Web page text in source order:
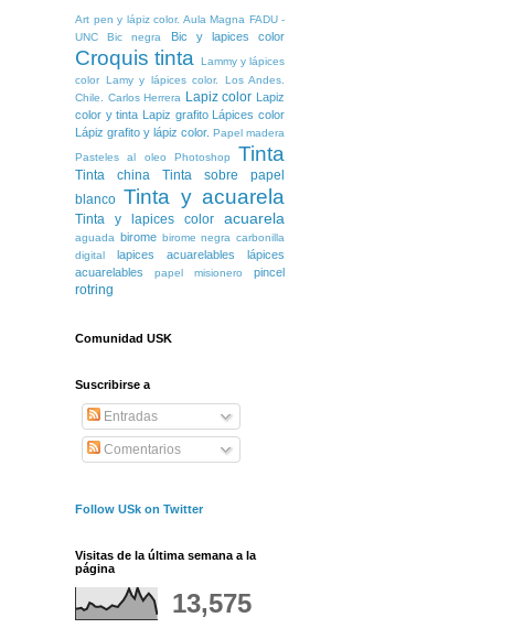
Art pen y lápiz color. Aula Magna FADU -
UNC
Bic negra Bic y lapices color
Croquis tinta
Lammy y lápices
color
Lamy y lápices color. Los Andes.
Chile. Carlos Herrera Lapiz color
Lapiz
color y tinta
Lapiz grafito
Lápices color
Lápiz grafito y lápiz color. Papel madera
Pasteles al oleo
Photoshop Tinta
Tinta china
Tinta sobre papel
blanco Tinta y acuarela
Tinta y lapices color acuarela
aguada birome birome negra carbonilla
digital
lapices acuarelables
lápices
acuarelables
papel misionero pincel
rotring
Comunidad USK
Suscribirse a
Entradas
Comentarios
Follow USk on Twitter
Visitas de la última semana a la
página
13,575